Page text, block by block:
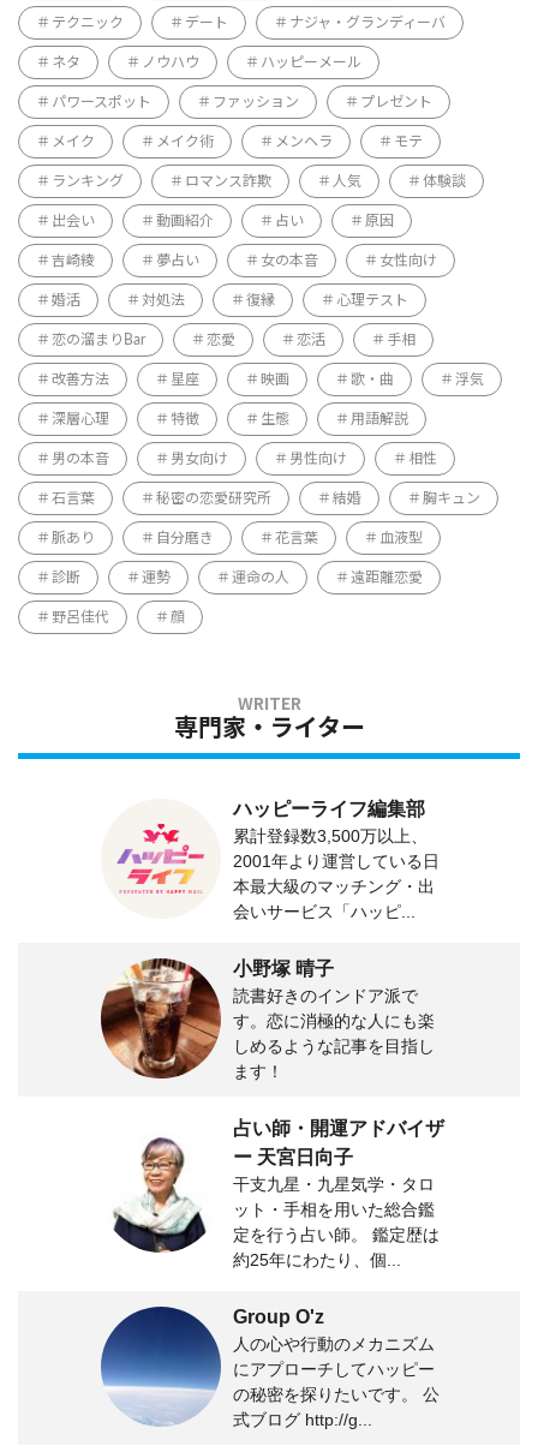
テクニック デート ナジャ・グランディーバ
ネタ ノウハウ ハッピーメール
パワースポット ファッション プレゼント
メイク メイク術 メンヘラ モテ
ランキング ロマンス詐欺 人気 体験談
出会い 動画紹介 占い 原因
吉崎綾 夢占い 女の本音 女性向け
婚活 対処法 復縁 心理テスト
恋の溜まりBar 恋愛 恋活 手相
改善方法 星座 映画 歌・曲 浮気
深層心理 特徴 生態 用語解説
男の本音 男女向け 男性向け 相性
石言葉 秘密の恋愛研究所 結婚 胸キュン
脈あり 自分磨き 花言葉 血液型
診断 運勢 運命の人 遠距離恋愛
野呂佳代 顔
専門家・ライター
ハッピーライフ編集部
累計登録数3,500万以上、
2001年より運営している日
本最大級のマッチング・出
会いサービス「ハッピ...
小野塚 晴子
読書好きのインドア派で
す。恋に消極的な人にも楽
しめるような記事を目指し
ます！
占い師・開運アドバイザ
ー 天宮日向子
干支九星・九星気学・タロ
ット・手相を用いた総合鑑
定を行う占い師。 鑑定歴は
約25年にわたり、個...
Group O'z
人の心や行動のメカニズム
にアプローチしてハッピー
の秘密を探りたいです。 公
式ブログ http://g...